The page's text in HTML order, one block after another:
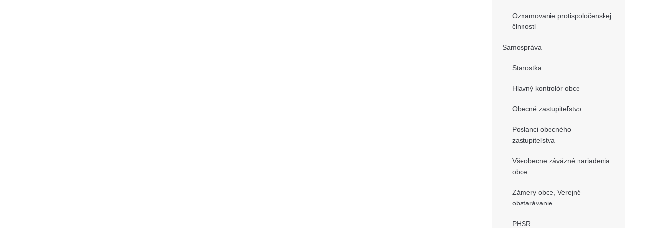
Oznamovanie protispoločenskej
činnosti
Samospráva
Starostka
Hlavný kontrolór obce
Obecné zastupiteľstvo
Poslanci obecného
zastupiteľstva
Všeobecne záväzné nariadenia
obce
Zámery obce, Verejné
obstarávanie
PHSR